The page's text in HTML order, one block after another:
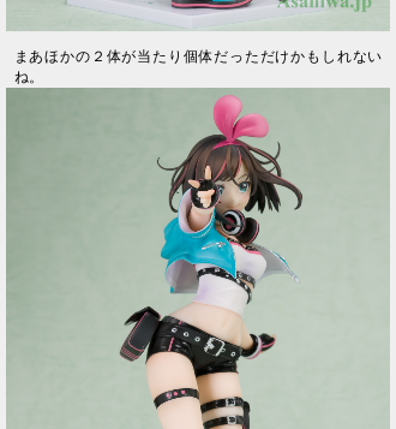
まあほかの２体が当たり個体だっただけかもしれない
ね。